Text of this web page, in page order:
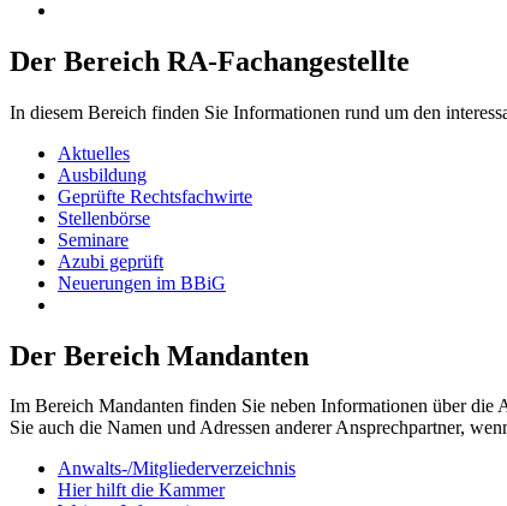
Der Bereich RA-Fachangestellte
In diesem Bereich finden Sie Informationen rund um den
Aktuelles
Ausbildung
Geprüfte Rechtsfachwirte
Stellenbörse
Seminare
Azubi geprüft
Neuerungen im BBiG
Der Bereich Mandanten
Im Bereich Mandanten finden Sie neben Informationen über die
Sie auch die Namen und Adressen anderer Ansprechpartner,
Anwalts-/Mitgliederverzeichnis
Hier hilft die Kammer